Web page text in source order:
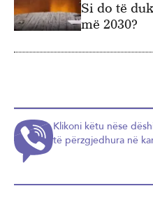
Si do të
më 2030?
Klikoni këtu nëse
të përzgjedhura në